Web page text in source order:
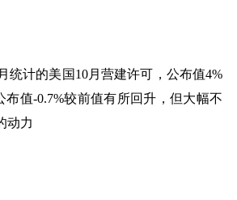
统计的美国10月营建许可，公布值4%
值-0.7%较前值有所回升，但大幅不
动力